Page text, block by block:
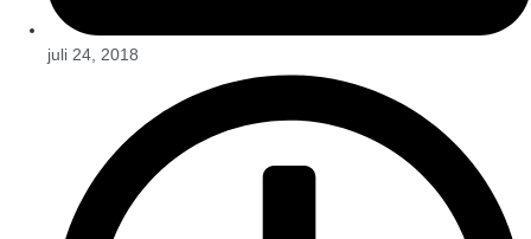
juli 24, 2018